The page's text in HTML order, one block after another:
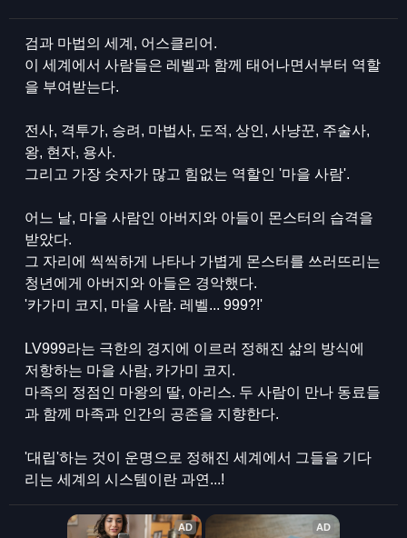
검과 마법의 세계, 어스클리어.
이 세계에서 사람들은 레벨과 함께 태어나면서부터 역할
을 부여받는다.
전사, 격투가, 승려, 마법사, 도적, 상인, 사냥꾼, 주술사,
왕, 현자, 용사.
그리고 가장 숫자가 많고 힘없는 역할인 '마을 사람'.
어느 날, 마을 사람인 아버지와 아들이 몬스터의 습격을
받았다.
그 자리에 씩씩하게 나타나 가볍게 몬스터를 쓰러뜨리는
청년에게 아버지와 아들은 경악했다.
'카가미 코지, 마을 사람. 레벨... 999?!'
LV999라는 극한의 경지에 이르러 정해진 삶의 방식에
저항하는 마을 사람, 카가미 코지.
마족의 정점인 마왕의 딸, 아리스. 두 사람이 만나 동료들
과 함께 마족과 인간의 공존을 지향한다.
'대립'하는 것이 운명으로 정해진 세계에서 그들을 기다
리는 세계의 시스템이란 과연...!